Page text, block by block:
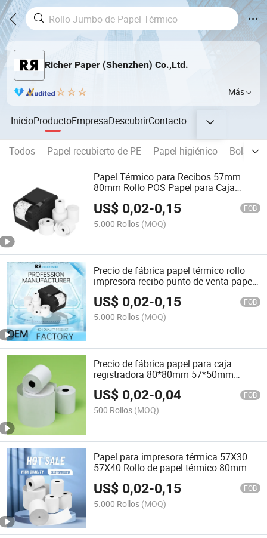
Richer Paper (Shenzhen) Co.,Ltd.
Más
InicioProductoEmpresaDescubrirContacto
Todos Papel recubierto de PE Papel higiénico
Bolsa
Papel Térmico para Recibos 57mm
80mm Rollo POS Papel para Caja
US$ 0,02-0,15 FOB
5.000 Rollos (MOQ)
Precio de fábrica papel térmico rollo
impresora recibo punto de venta papel
térmico
US$ 0,02-0,15 FOB
5.000 Rollos (MOQ)
Precio de fábrica papel para caja
registradora 80*80mm 57*50mm
57*38mm papel térmico para recibos
POS
US$ 0,02-0,04 FOB
500 Rollos (MOQ)
Papel para impresora térmica 57X30
57X40 Rollo de papel térmico 80mm
cajero
US$ 0,02-0,15 FOB
5.000 Rollos (MOQ)